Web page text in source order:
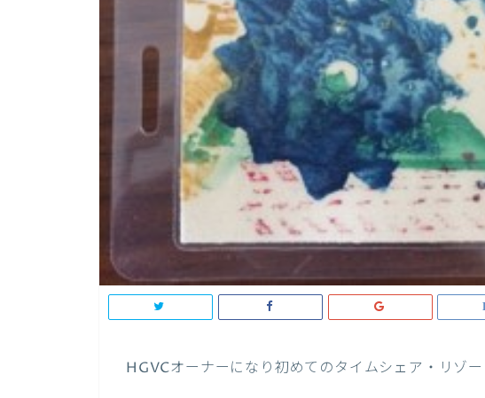
HGVCオーナーになり初めてのタイムシェア・リゾー